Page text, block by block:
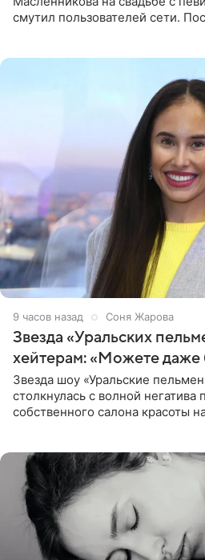
смутил пользователей сети.
9 часов назад Соня Жарова
Звезда «Уральских
хейтерам: «Можете даже
Звезда шоу «Уральские
столкнулась с волной негатива
собственного салона красоты